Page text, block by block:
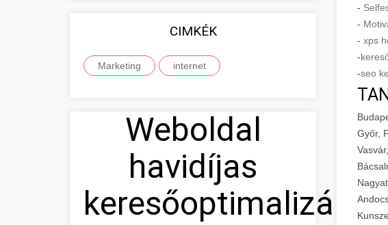
CIMKÉK
Marketing internet
Weboldal
havidíjas
keresőoptimalizálás
-
-
- xps
-
-seo
Győr,